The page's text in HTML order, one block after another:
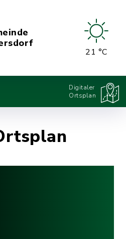
21 °C
Digitaler
Ortsplan